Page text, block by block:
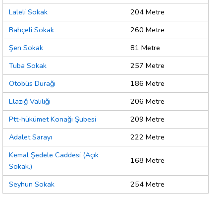
Laleli Sokak
204 Metre
Bahçeli Sokak
260 Metre
Şen Sokak
81 Metre
Tuba Sokak
257 Metre
Otobüs Durağı
186 Metre
Elazığ Valiliği
206 Metre
Ptt-hükümet Konağı Şubesi
209 Metre
Adalet Sarayı
222 Metre
Kemal Şedele Caddesi (Açık
Sokak.)
168 Metre
Seyhun Sokak 254 Metre